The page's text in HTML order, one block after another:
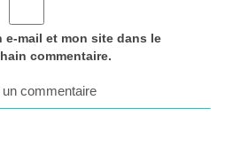
e-mail et mon site dans le
commentaire.